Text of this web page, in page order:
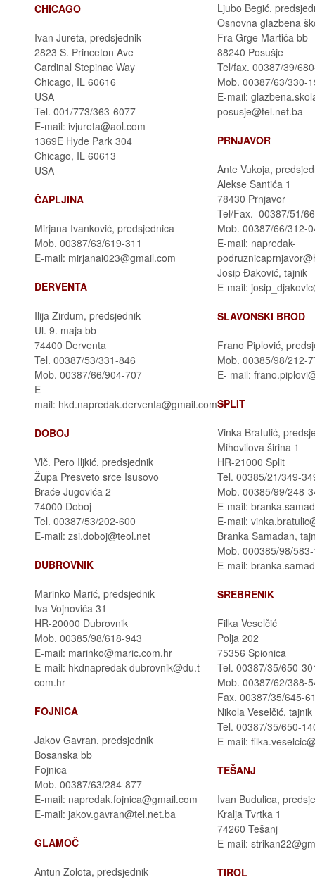
CHICAGO
Ivan Jureta, predsjednik
2823 S. Princeton Ave
Cardinal Stepinac Way
Chicago, IL 60616
USA
Tel. 001/773/363-6077
E-mail: ivjureta@aol.com
1369E Hyde Park 304
Chicago, IL 60613
USA
ČAPLJINA
Mirjana Ivanković, predsjednica
Mob. 00387/63/619-311
E-mail: mirjanai023@gmail.com
DERVENTA
Ilija Zirdum, predsjednik
Ul. 9. maja bb
74400 Derventa
Tel. 00387/53/331-846
Mob. 00387/66/904-707
E-
mail: hkd.napredak.derventa@gmail.com
DOBOJ
Vlč. Pero Iljkić, predsjednik
Župa Presveto srce Isusovo
Braće Jugovića 2
74000 Doboj
Tel. 00387/53/202-600
E-mail: zsi.doboj@teol.net
DUBROVNIK
Marinko Marić, predsjednik
Iva Vojnovića 31
HR-20000 Dubrovnik
Mob. 00385/98/618-943
E-mail: marinko@maric.com.hr
E-mail: hkdnapredak-dubrovnik@du.t-
com.hr
FOJNICA
Jakov Gavran, predsjednik
Bosanska bb
Fojnica
Mob. 00387/63/284-877
E-mail: napredak.fojnica@gmail.com
E-mail: jakov.gavran@tel.net.ba
GLAMOČ
Antun Zolota, predsjednik
Ljubo Begić,
Osnovna glazbena
Fra Grge Martića bb
88240 Posušje
Tel/fax. 00387/39/
Mob. 00387/63/330-
E-mail:
posusje@tel.net.ba
PRNJAVOR
Ante Vukoja,
Alekse Šantića 1
78430 Prnjavor
Tel/Fax. 00387/51/
Mob. 00387/66/312-
E-mail: napredak-
Josip Đaković, tajnik
E-mail:
SLAVONSKI BROD
Frano Piplović,
Mob. 00385/98/212-
E- mail:
SPLIT
Vinka Bratulić,
Mihovilova širina 1
HR-21000 Split
Tel. 00385/21/349-
Mob. 00385/99/248-
E-mail:
E-mail:
Branka Šamadan,
Mob. 000385/98/
E-mail:
SREBRENIK
Filka Veselčić
Polja 202
75356 Špionica
Tel. 00387/35/650-
Mob. 00387/62/388-
Fax. 00387/35/645-
Nikola Veselčić, tajnik
Tel. 00387/35/650-
E-mail:
TEŠANJ
Ivan Budulica,
Kralja Tvrtka 1
74260 Tešanj
E-mail:
TIROL